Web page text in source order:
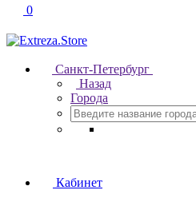
0
Санкт-Петербург
Назад
Города
Кабинет